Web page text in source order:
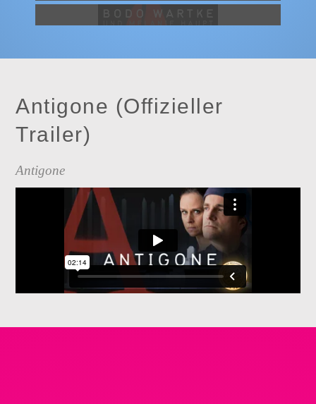
Antigone (Offizieller
Trailer)
Antigone